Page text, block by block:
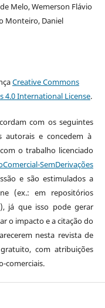
Melo, Wemerson Flávio
Monteiro, Daniel
Creative Commons
4.0 International License.
com os seguintes
e concedem à
o trabalho licenciado
SemDerivações
e são estimulados a
(ex.: em repositórios
já que isso pode gerar
o impacto e a citação do
nesta revista de
com atribuições
comerciais.